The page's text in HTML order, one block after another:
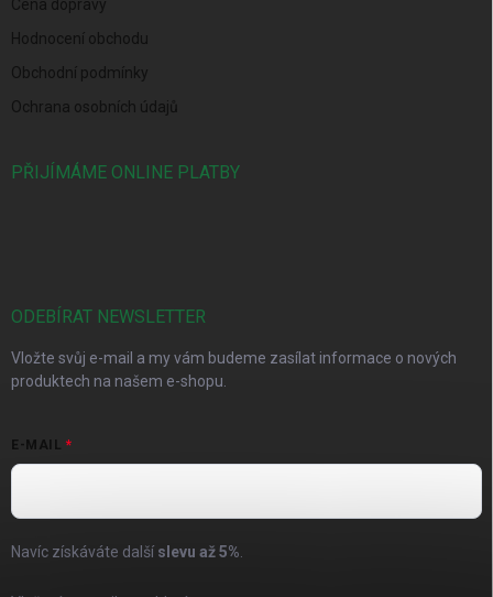
Cena dopravy
Hodnocení obchodu
Obchodní podmínky
Ochrana osobních údajů
PŘIJÍMÁME ONLINE PLATBY
ODEBÍRAT NEWSLETTER
Vložte svůj e-mail a my vám budeme zasílat informace o nových
produktech na našem e-shopu.
E-MAIL
Navíc získáváte další slevu až5%